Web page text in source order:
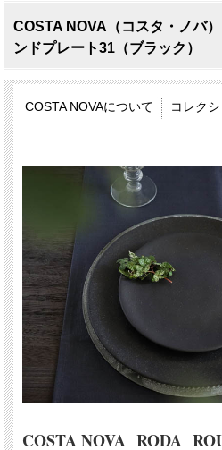
COSTA NOVA（コスタ・ノバ
ンドプレート31（ブラック）
COSTA NOVAについて コレク
COSTA NOVA RODA